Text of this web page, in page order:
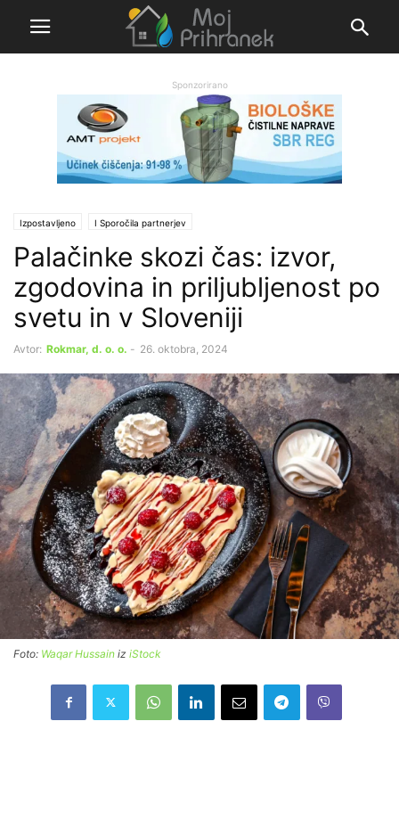
Sponzorirano
Izpostavljeno Ι Sporočila partnerjev
Palačinke skozi čas: izvor,
zgodovina in priljubljenost po
svetu in v Sloveniji
Avtor: Rokmar, d. o. o. - 26. oktobra, 2024
Foto: Waqar Hussain iz iStock